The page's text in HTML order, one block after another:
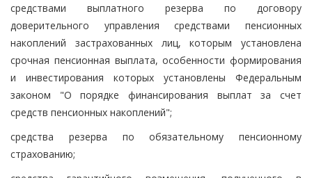
средствами выплатного резерва по договору
доверительного управления средствами пенсионных
накоплений застрахованных лиц, которым установлена
срочная пенсионная выплата, особенности формирования
и инвестирования которых установлены Федеральным
законом "О порядке финансирования выплат за счет
средств пенсионных накоплений";
средства резерва по обязательному пенсионному
страхованию;